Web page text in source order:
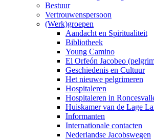
Bestuur
Vertrouwenspersoon
(Werk)groepen
Aandacht en Spiritualiteit
Bibliotheek
Young Camino
El Orfeón Jacobeo
Geschiedenis en Cultuur
Het nieuwe pelgrimeren
Hospitaleren
Hospitaleren in
Huiskamer van de Lage
Informanten
Internationale contacten
Nederlandse Jacobswegen